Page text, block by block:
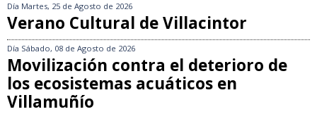
Día Martes, 25 de Agosto de 2026
Verano Cultural de Villacintor
Día Sábado, 08 de Agosto de 2026
Movilización contra el deterioro de
los ecosistemas acuáticos en
Villamuñío